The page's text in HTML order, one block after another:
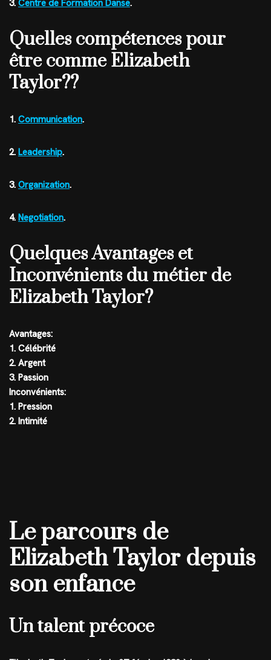
3. Centre de Formation Danse.
Quelles compétences pour
être comme Elizabeth
Taylor??
1. Communication.
2. Leadership.
3. Organization.
4. Negotiation.
Quelques Avantages et
Inconvénients du métier de
Elizabeth Taylor?
Avantages:
1. Célébrité
2. Argent
3. Passion
Inconvénients:
1. Pression
2. Intimité
Le parcours de
Elizabeth Taylor depuis
son enfance
Un talent précoce